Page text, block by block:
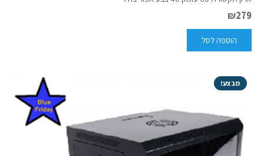
₪279
הוספה לסל
מבצע!